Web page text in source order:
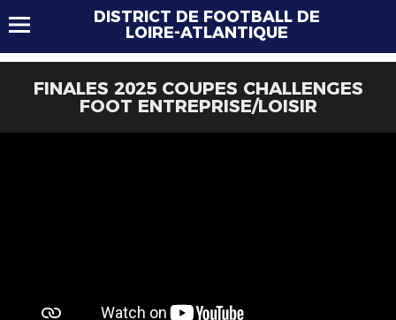
DISTRICT DE FOOTBALL DE
LOIRE-ATLANTIQUE
FINALES 2025 COUPES CHALLENGES
FOOT ENTREPRISE/LOISIR